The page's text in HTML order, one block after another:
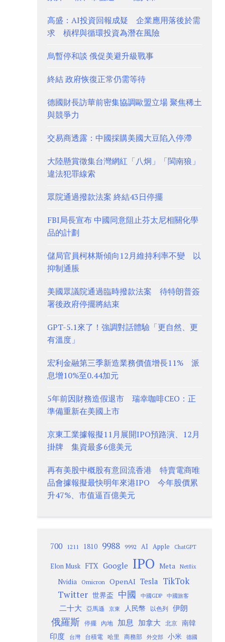
高盛：AI投資回報成疑 企業應用落後於需
求 槓桿與循環投資為潛在風險
烏暫停和談 俄促美避升級戰事
終結 政府恢復正常仍需等待
德國財長訪華前密集協調歐盟立場 聚焦稀土
與競爭力
交易商透露：中國採購美國大豆陷入停滯
大陸懸賞徵集台灣網紅「八炯」「閩南狼」
違法犯罪線索
眾院通過撥款法案 終結43日停擺
FBI局長宣布 中國同意阻止芬太尼相關化學
品的計劃
儲局官員柯林斯傾向12月維持利率不變 以
抑制通脹
美國眾議院通過臨時撥款法案 待特朗普簽
署後政府停擺將結束
GPT-5.1來了！強調對話體驗「更自然、更
有溫度」
宏利金融第三季新造業務價值增長11% 派
息增10%至0.44加元
5年前因財務造假退市 瑞幸咖啡CEO：正
準備重新在美國上市
京東工業據報擬11月展開IPO預路演、12月
掛牌 集資最多6億美元
再有美股中概股有意回流香港 特賣電商唯
品會據報擬最快明年來港IPO 今年股價累
升47%、市值逼百億美元
700 1211 1810 9988 9992 AI Apple ChatGPT
Elon Musk FTX Google IPO Meta Netflix
Nvidia Omicron OpenAI Tesla TikTok
Twitter 世界盃 中國 中國GDP 中國旅客
二十大 亞馬遜 京東 人民幣 以色列 伊朗
俄羅斯 停擺 內地 加息 加拿大 北京
南韓
印度
台灣 台積電 哈里 商務部 外交部 小米 德國